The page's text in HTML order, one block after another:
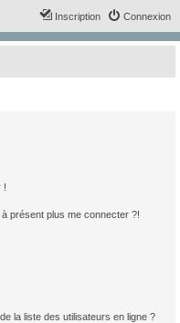
Connexion
Inscription
!
présent plus me connecter ?!
la liste des utilisateurs en ligne ?